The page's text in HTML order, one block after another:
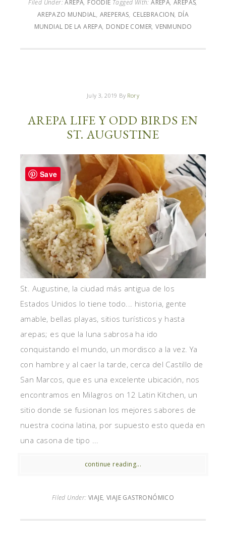
Filed Under:AREPA, FOODIE Tagged With:AREPA,AREPAS,
AREPAZO MUNDIAL, AREPERAS, CELEBRACION, DÍA
MUNDIAL DE LA AREPA, DONDE COMER,VENMUNDO
July 3, 2019 By Rory
AREPA LIFE Y ODD BIRDS EN
ST. AUGUSTINE
St. Augustine, la ciudad más antigua de los
Estados Unidos lo tiene todo... historia, gente
amable, bellas playas, sitios turísticos y hasta
arepas; es que la luna sabrosa ha ido
conquistando el mundo, un mordisco a la vez. Ya
con hambre y al caer la tarde, cerca del Castillo de
San Marcos, que es una excelente ubicación, nos
encontramos en Milagros on 12 Latin Kitchen, un
sitio donde se fusionan los mejores sabores de
nuestra cocina latina, por supuesto esto queda en
una casona de tipo ...
continue reading...
Filed Under:VIAJE, VIAJE GASTRONÓMICO
Save